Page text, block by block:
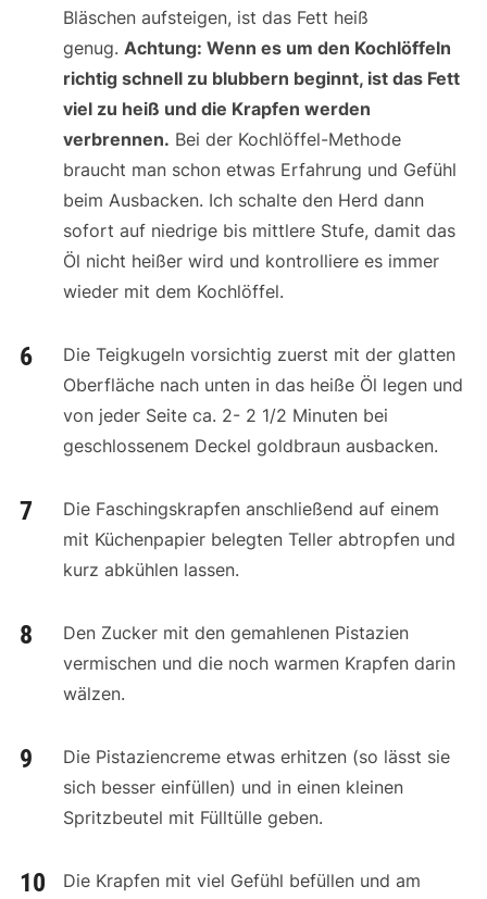
Bläschen aufsteigen, ist das Fett heiß
genug. Achtung: Wenn es um den Kochlöffeln
richtig schnell zu blubbern beginnt, ist das Fett
viel zu heiß und die Krapfen werden
verbrennen. Bei der Kochlöffel-Methode
braucht man schon etwas Erfahrung und Gefühl
beim Ausbacken. Ich schalte den Herd dann
sofort auf niedrige bis mittlere Stufe, damit das
Öl nicht heißer wird und kontrolliere es immer
wieder mit dem Kochlöffel.
Die Teigkugeln vorsichtig zuerst mit der glatten
Oberfläche nach unten in das heiße Öl legen und
von jeder Seite ca. 2- 2 1/2 Minuten bei
geschlossenem Deckel goldbraun ausbacken.
Die Faschingskrapfen anschließend auf einem
mit Küchenpapier belegten Teller abtropfen und
kurz abkühlen lassen.
Den Zucker mit den gemahlenen Pistazien
vermischen und die noch warmen Krapfen darin
wälzen.
Die Pistaziencreme etwas erhitzen (so lässt sie
sich besser einfüllen) und in einen kleinen
Spritzbeutel mit Fülltülle geben.
Die Krapfen mit viel Gefühl befüllen und am